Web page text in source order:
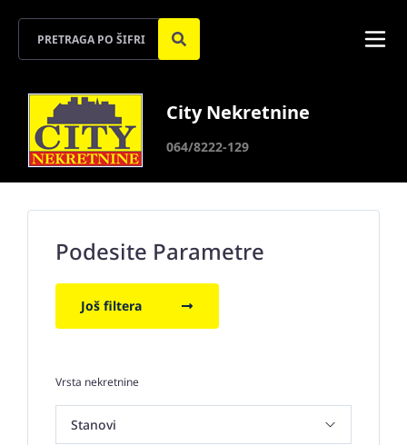
City Nekretnine
064/8222-129
Podesite Parametre
Još filtera
Vrsta nekretnine